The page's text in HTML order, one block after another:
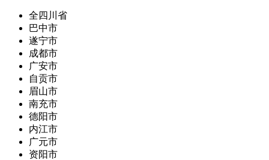
全四川省
巴中市
遂宁市
成都市
广安市
自贡市
眉山市
南充市
德阳市
内江市
广元市
资阳市